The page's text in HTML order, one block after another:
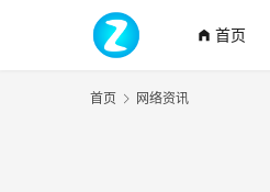
home_filled 首页
首页 网络资讯